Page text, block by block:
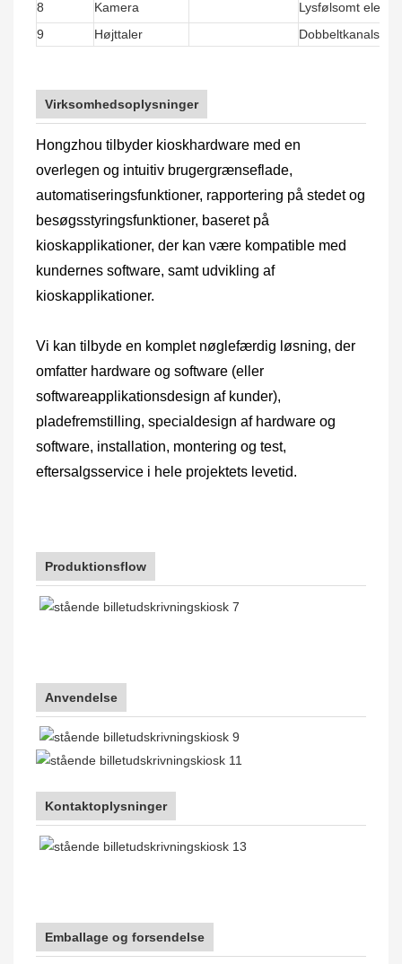
8 Kamera
Lysfølsomt
9
Højttaler Dobbeltkanals
Virksomhedsoplysninger
Hongzhou tilbyder kioskhardware med en
overlegen og intuitiv brugergrænseflade,
automatiseringsfunktioner, rapportering på stedet og
besøgsstyringsfunktioner, baseret på
kioskapplikationer, der kan være kompatible med
kundernes software, samt udvikling af
kioskapplikationer.
Vi kan tilbyde en komplet nøglefærdig løsning, der
omfatter hardware og software (eller
softwareapplikationsdesign af kunder),
pladefremstilling, specialdesign af hardware og
software, installation, montering og test,
eftersalgsservice i hele projektets levetid.
Produktionsflow
Anvendelse
Kontaktoplysninger
Emballage og forsendelse